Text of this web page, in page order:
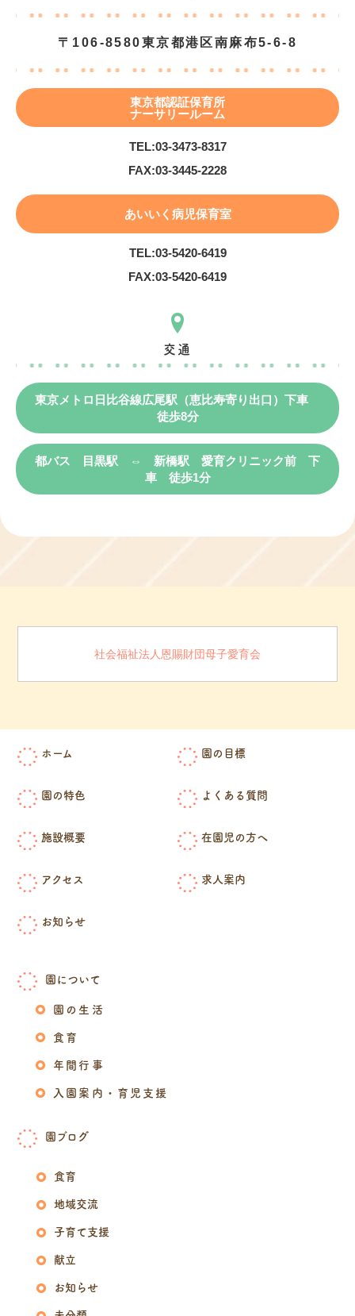
〒106-8580東京都港区南麻布5-6-8
東京都認証保育所
ナーサリールーム
TEL:03-3473-8317
FAX:03-3445-2228
あいいく病児保育室
TEL:03-5420-6419
FAX:03-5420-6419
交通
東京メトロ日比谷線広尾駅（恵比寿寄り出口）下車
徒歩8分
都バス 目黒駅 ⇔ 新橋駅 愛育クリニック前 下
車 徒歩1分
社会福祉法人恩賜財団母子愛育会
ホーム 園の目標
園の特色 よくある質問
施設概要 在園児の方へ
アクセス 求人案内
お知らせ
園について
園の生活
食育
年間行事
入園案内・育児支援
園ブログ
食育
地域交流
子育て支援
献立
お知らせ